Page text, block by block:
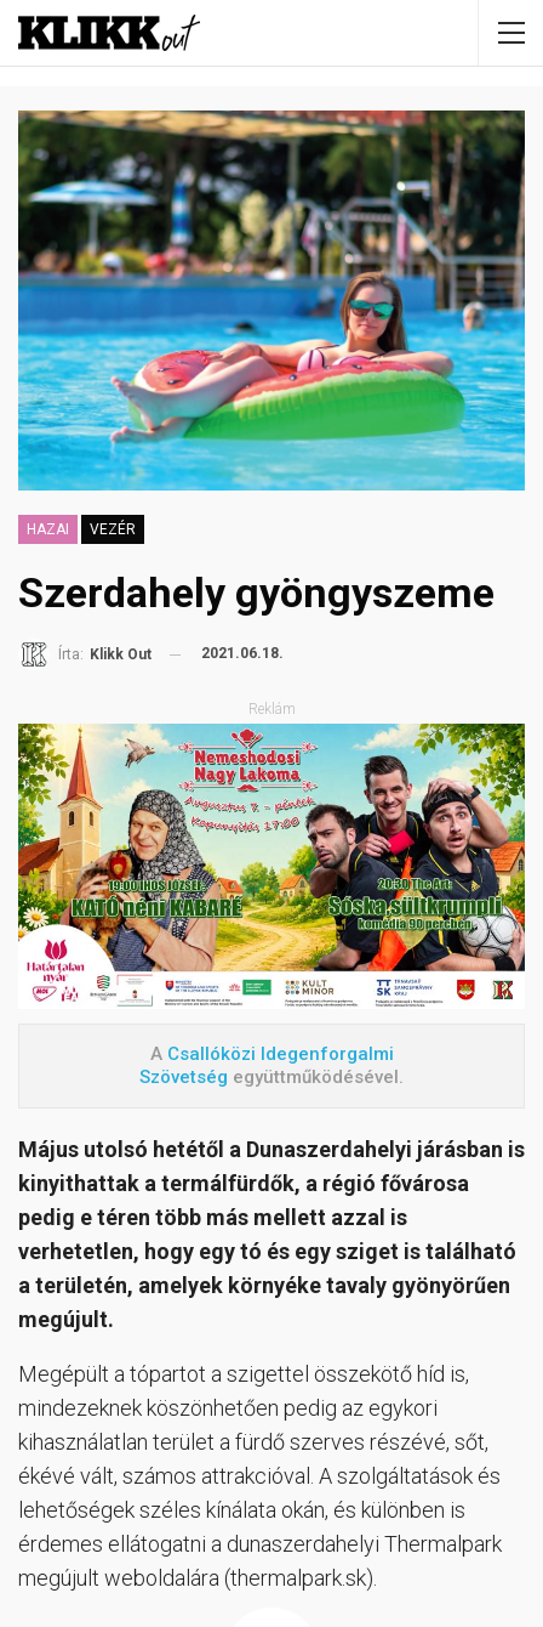
HAZAI VEZÉR
Szerdahely gyöngyszeme
Írta: Klikk Out 2021.06.18.
Reklám
A Csallóközi Idegenforgalmi
Szövetség együttműködésével.
Május utolsó hetétől a Dunaszerdahelyi járásban is
kinyithattak a termálfürdők, a régió fővárosa
pedig e téren több más mellett azzal is
verhetetlen, hogy egy tó és egy sziget is található
a területén, amelyek környéke tavaly gyönyörűen
megújult.
Megépült a tópartot a szigettel összekötő híd is,
mindezeknek köszönhetően pedig az egykori
kihasználatlan terület a fürdő szerves részévé, sőt,
ékévé vált, számos attrakcióval. A szolgáltatások és
lehetőségek széles kínálata okán, és különben is
érdemes ellátogatni a dunaszerdahelyi Thermalpark
megújult weboldalára (thermalpark.sk).